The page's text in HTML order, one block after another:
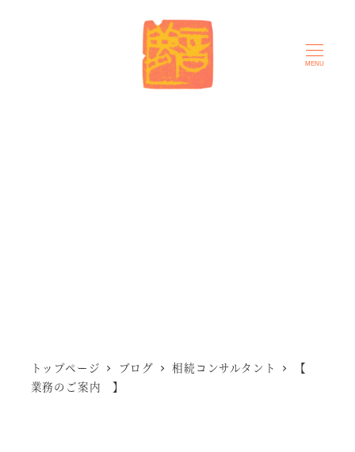
MENU
トップページ ブログ 相続コンサルタント
【
業務のご案内 】